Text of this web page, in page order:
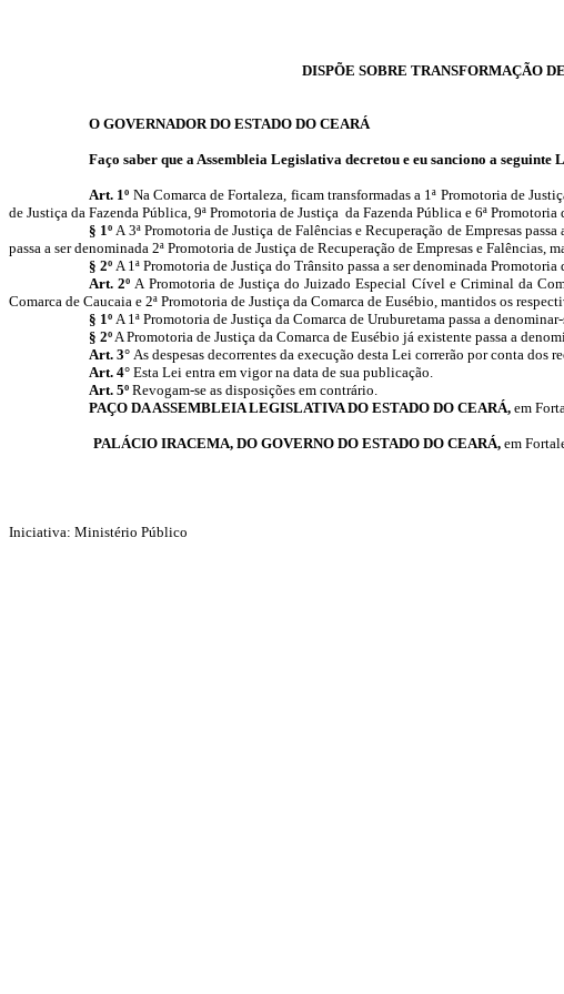
DISPÕE SOBRE TRANSFORMAÇÃO
O GOVERNADOR DO ESTADO DO CEARÁ
Faço saber que a Assembleia Legislativa decretou e eu sanciono a seguinte
Art. 1º Na Comarca de Fortaleza, ficam transformadas a 1ª Promotoria de
de Justiça da Fazenda Pública, 9ª Promotoria de Justiça da Fazenda Pública e 6ª
§ 1ºA 3ª Promotoria de Justiça de Falências e Recuperação de Empresas
passa a ser denominada 2ª Promotoria de Justiça de Recuperação de Empresas e Falências,
§ 2º A 1ª Promotoria de Justiça do Trânsito passa a ser denominada
Art. 2ºA Promotoria de Justiça do Juizado Especial Cível e Criminal da
Comarca de Caucaia e 2ª Promotoria de Justiça da Comarca de Eusébio, mantidos os
§ 1º A 1ª Promotoria de Justiça da Comarca de Uruburetama passa a
§ 2ºA Promotoria de Justiça da Comarca de Eusébio já existente passa a
Art. 3° As despesas decorrentes da execução desta Lei correrão por conta dos
Art. 4° Esta Lei entra em vigor na data de sua publicação.
Art. 5º Revogam-se as disposições em contrário.
PAÇO DA ASSEMBLEIA LEGISLATIVA DO ESTADO DO CEARÁ, em
PALÁCIO IRACEMA, DO GOVERNO DO ESTADO DO CEARÁ,em
Iniciativa: Ministério Público